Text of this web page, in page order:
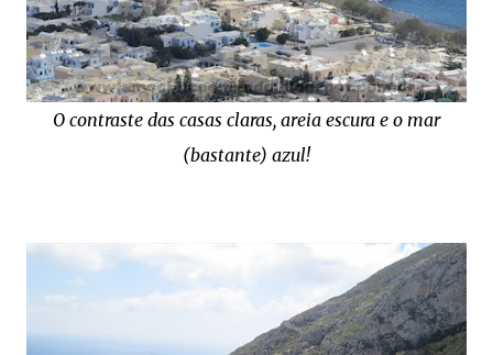
O contraste das casas claras, areia escura e o mar
(bastante) azul!